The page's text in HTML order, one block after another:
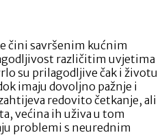
čini savršenim kućnim
različitim uvjetima
su prilagodljive čak i životu
imaju dovoljno pažnje i
redovito četkanje, ali
većina ih uživa u tom
problemi s neurednim